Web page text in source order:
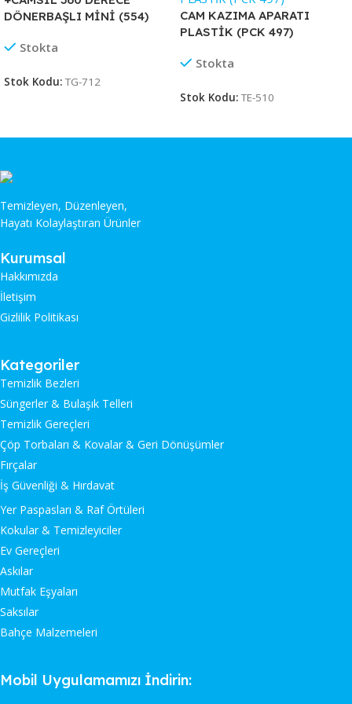
DÖNERBAŞLI MİNİ (554)
Stokta
Stok Kodu: TG-712
CAM KAZIMA APARATI
PLASTİK (PCK 497)
Stokta
Stok Kodu: TE-510
Temizleyen, Düzenleyen,
Hayatı Kolaylaştıran Ürünler
Kurumsal
Hakkımızda
İletişim
Gizlilik Politikası
Kategoriler
Temizlik Bezleri
Süngerler & Bulaşık Telleri
Temizlik Gereçleri
Çöp Torbaları & Kovalar & Geri Dönüşümler
Fırçalar
İş Güvenliği & Hırdavat
Yer Paspasları & Raf Örtüleri
Kokular & Temizleyiciler
Ev Gereçleri
Askılar
Mutfak Eşyaları
Saksılar
Bahçe Malzemeleri
Mobil Uygulamamızı İndirin: